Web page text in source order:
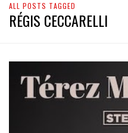
ALL POSTS TAGGED
RÉGIS CECCARELLI